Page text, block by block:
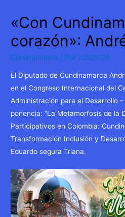
«Con
corazón»:
Cundinamarca / Por c2521078
El Diputado de Cundinamarca
en el Congreso Internacional del
Administración para el Desarrollo
ponencia: “La Metamorfosis de la
Participativos en Colombia:
Transformación Inclusión y
Eduardo segura Triana.